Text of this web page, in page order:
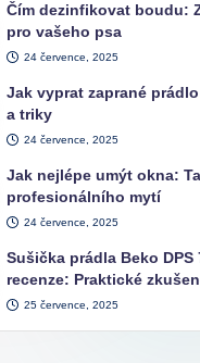
Čím dezinfikovat boudu:
pro vašeho psa
24 července, 2025
Jak vyprat zaprané
a triky
24 července, 2025
Jak nejlépe umýt okna:
profesionálního mytí
24 července, 2025
Sušička prádla Beko DPS
recenze: Praktické
25 července, 2025